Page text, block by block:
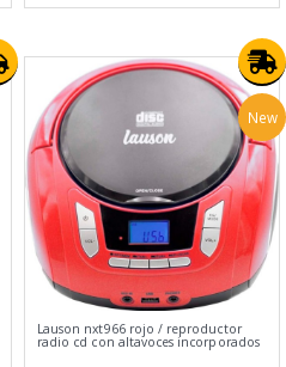
New
Lauson nxt966 rojo / reproductor
radio cd con altavoces incorporados